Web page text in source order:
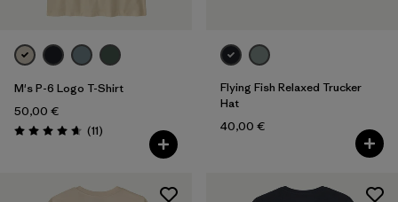
M's P-6 Logo T-Shirt
50,00 €
Évaluation: 4.6 / 5
(11Avis
)
Flying Fish Relaxed Trucker
Hat
40,00 €